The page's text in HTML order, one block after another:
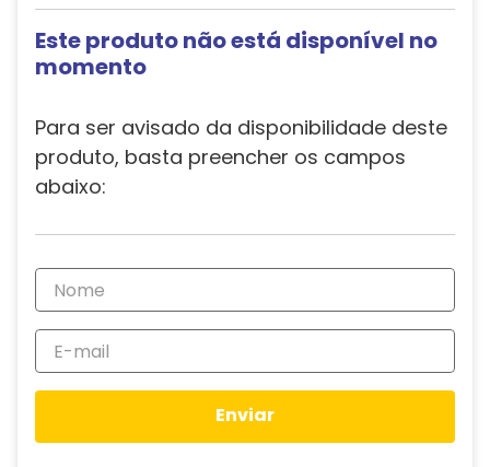
Este produto não está disponível no
momento
Para ser avisado da disponibilidade deste
produto, basta preencher os campos
abaixo:
Enviar